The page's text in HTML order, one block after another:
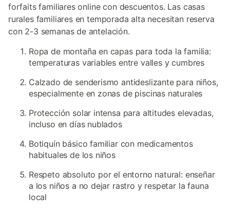
forfaits familiares online con descuentos. Las casas
rurales familiares en temporada alta necesitan reserva
con 2-3 semanas de antelación.
Ropa de montaña en capas para toda la familia:
temperaturas variables entre valles y cumbres
Calzado de senderismo antideslizante para niños,
especialmente en zonas de piscinas naturales
Protección solar intensa para altitudes elevadas,
incluso en días nublados
Botiquín básico familiar con medicamentos
habituales de los niños
Respeto absoluto por el entorno natural: enseñar
a los niños a no dejar rastro y respetar la fauna
local